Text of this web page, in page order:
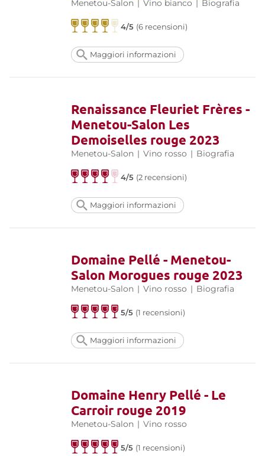
Menetou-Salon | Vino bianco | Biografia
4/5 (6 recensioni)
Maggiori informazioni
Renaissance Fleuriet Frères -
Menetou-Salon Les
Demoiselles rouge 2023
Menetou-Salon | Vino rosso | Biografia
4/5 (2 recensioni)
Maggiori informazioni
Domaine Pellé - Menetou-
Salon Morogues rouge 2023
Menetou-Salon | Vino rosso | Biografia
5/5 (1 recensioni)
Maggiori informazioni
Domaine Henry Pellé - Le
Carroir rouge 2019
Menetou-Salon | Vino rosso
5/5 (1 recensioni)